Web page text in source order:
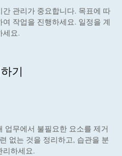
관리가 중요합니다. 목표에 따
작업을 진행하세요. 일정을 계
세요.
기
업무에서 불필요한 요소를 제거
없는 것을 정리하고, 습관을 분
리하세요.